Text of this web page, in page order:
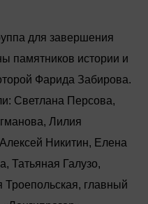
для завершения
памятников истории и
Фарида Забирова.
Светлана Персова,
Лилия
Никитин, Елена
Татьяная Галузо,
главный